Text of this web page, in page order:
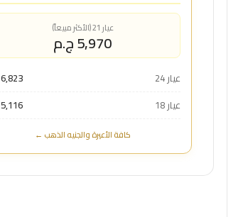
عيار 21 (الأكثر مبيعاً)
5,970 ج.م
عيار 24
6,823 ج.م
عيار 18
5,116 ج.م
كافة الأعيرة والجنيه الذهب ←